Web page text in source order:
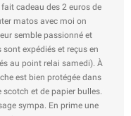
cadeau des 2 euros de
matos avec moi on
semble passionné et
expédiés et reçus en
au point relai samedi). À
est bien protégée dans
scotch et de papier bulles.
sympa. En prime une